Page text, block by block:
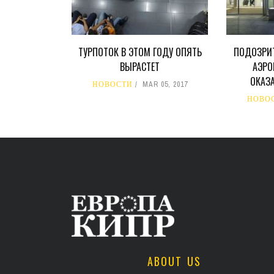
ТУРПОТОК В ЭТОМ ГОДУ ОПЯТЬ
ВЫРАСТЕТ
НОВОСТИ MAR 05, 2017
ABOUT US